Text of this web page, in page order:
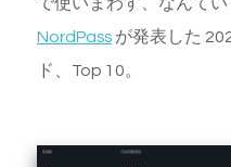
NordPass が発表した
ド、Top 10。